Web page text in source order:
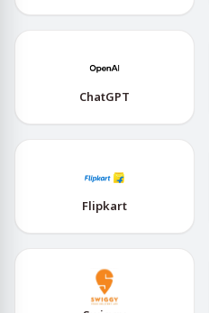
ChatGPT
Flipkart